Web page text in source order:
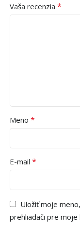
Vaša recenzia *
Meno *
E-mail *
Uložiť moje
prehliadači pre